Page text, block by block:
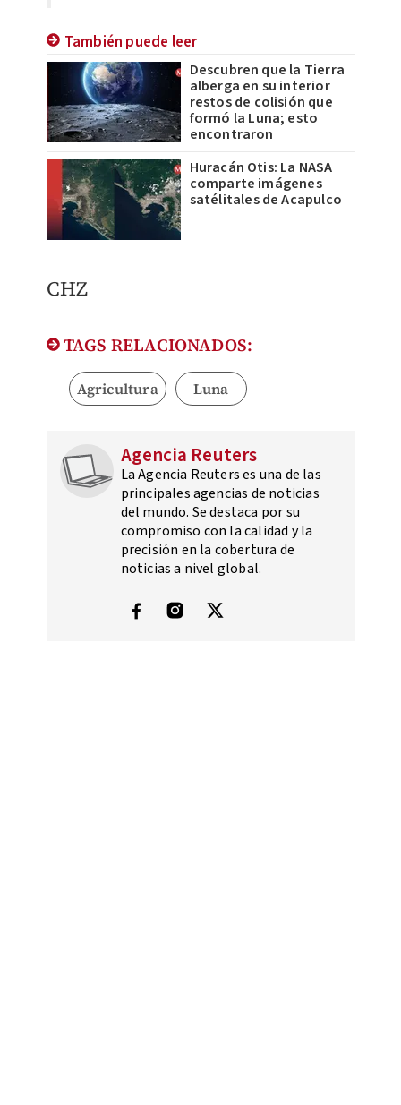
También puede leer
Descubren que la Tierra
alberga en su interior
restos de colisión que
formó la Luna; esto
encontraron
Huracán Otis: La NASA
comparte imágenes
satélitales de Acapulco
CHZ
TAGS RELACIONADOS:
Agricultura Luna
Agencia Reuters
La Agencia Reuters es una de las
principales agencias de noticias
del mundo. Se destaca por su
compromiso con la calidad y la
precisión en la cobertura de
noticias a nivel global.